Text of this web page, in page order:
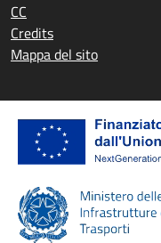
CC
Credits
Mappa del sito